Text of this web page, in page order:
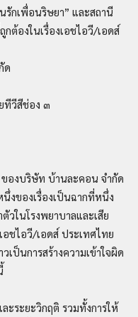
กเพื่อนริษยา” และสถานี
ต้องในเรื่องเอชไอวี/เอดส์
ด
ทีวีสีช่อง ๓
ของบริษัท บ้านละคอน จำกัด
งของเรื่องเป็นฉากที่หนึ่ง
วในโรงพยาบาลและเสีย
ชไอวี/เอดส์ ประเทศไทย
เป็นการสร้างความเข้าใจผิด
ะระยะวิกฤติ รวมทั้งการให้